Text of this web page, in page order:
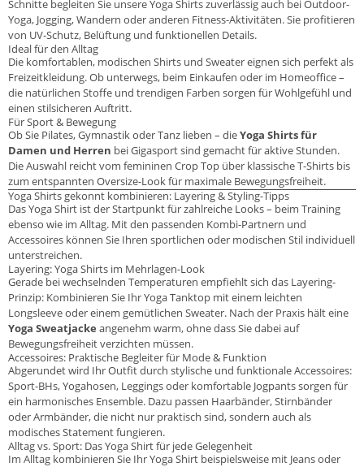
Schnitte begleiten Sie unsere Yoga Shirts zuverlässig auch bei Outdoor-
Yoga, Jogging, Wandern oder anderen Fitness-Aktivitäten. Sie profitieren
von UV-Schutz, Belüftung und funktionellen Details.
Ideal für den Alltag
Die komfortablen, modischen Shirts und Sweater eignen sich perfekt als
Freizeitkleidung. Ob unterwegs, beim Einkaufen oder im Homeoffice –
die natürlichen Stoffe und trendigen Farben sorgen für Wohlgefühl und
einen stilsicheren Auftritt.
Für Sport & Bewegung
Ob Sie Pilates, Gymnastik oder Tanz lieben – dieYoga Shirts für
Damen und Herren bei Gigasport sind gemacht für aktive Stunden.
Die Auswahl reicht vom femininen Crop Top über klassische T-Shirts bis
zum entspannten Oversize-Look für maximale Bewegungsfreiheit.
Yoga Shirts gekonnt kombinieren: Layering & Styling-Tipps
Das Yoga Shirt ist der Startpunkt für zahlreiche Looks – beim Training
ebenso wie im Alltag. Mit den passenden Kombi-Partnern und
Accessoires können Sie Ihren sportlichen oder modischen Stil individuell
unterstreichen.
Layering: Yoga Shirts im Mehrlagen-Look
Gerade bei wechselnden Temperaturen empfiehlt sich das Layering-
Prinzip: Kombinieren Sie Ihr Yoga Tanktop mit einem leichten
Longsleeve oder einem gemütlichen Sweater. Nach der Praxis hält eine
Yoga Sweatjacke angenehm warm, ohne dass Sie dabei auf
Bewegungsfreiheit verzichten müssen.
Accessoires: Praktische Begleiter für Mode & Funktion
Abgerundet wird Ihr Outfit durch stylische und funktionale Accessoires:
Sport-BHs, Yogahosen, Leggings oder komfortable Jogpants sorgen für
ein harmonisches Ensemble. Dazu passen Haarbänder, Stirnbänder
oder Armbänder, die nicht nur praktisch sind, sondern auch als
modisches Statement fungieren.
Alltag vs. Sport: Das Yoga Shirt für jede Gelegenheit
Im Alltag kombinieren Sie Ihr Yoga Shirt beispielsweise mit Jeans oder